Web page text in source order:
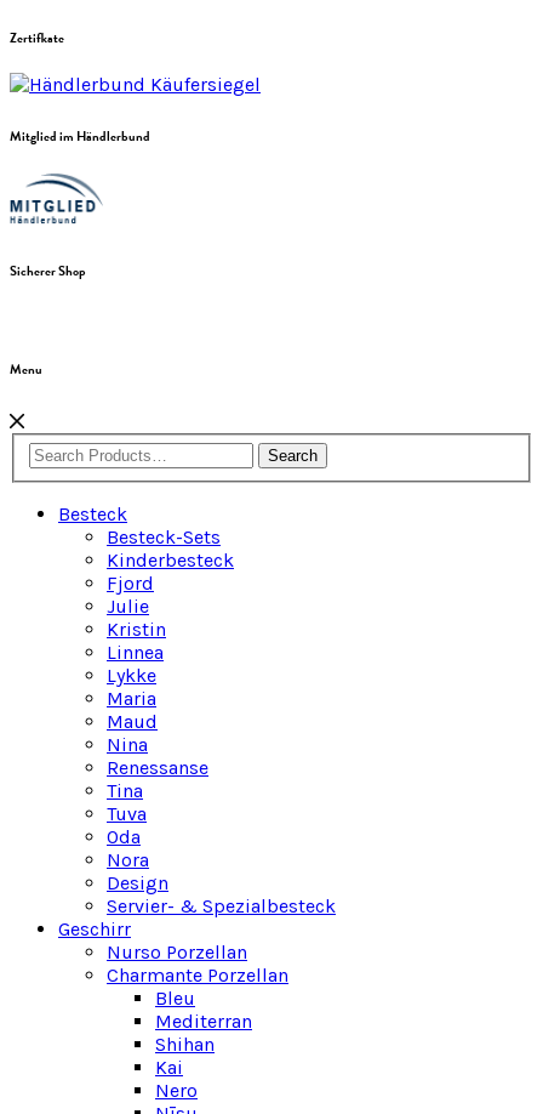
Zertifkate
Mitglied im Händlerbund
Sicherer Shop
Menu
Search
Besteck
Besteck-Sets
Kinderbesteck
Fjord
Julie
Kristin
Linnea
Lykke
Maria
Maud
Nina
Renessanse
Tina
Tuva
Oda
Nora
Design
Servier- & Spezialbesteck
Geschirr
Nurso Porzellan
Charmante Porzellan
Bleu
Mediterran
Shihan
Kai
Nero